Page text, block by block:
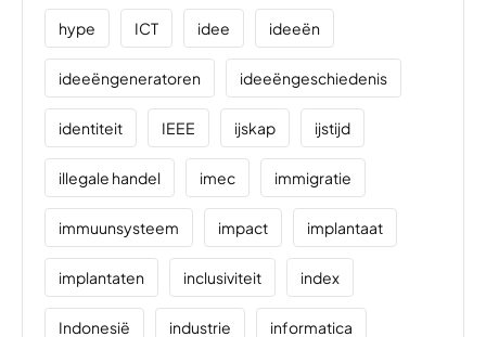
hype ICT idee ideeën
ideeëngeneratoren ideeëngeschiedenis
identiteit IEEE ijskap ijstijd
illegale handel imec immigratie
immuunsysteem impact implantaat
implantaten inclusiviteit index
Indonesië industrie informatica